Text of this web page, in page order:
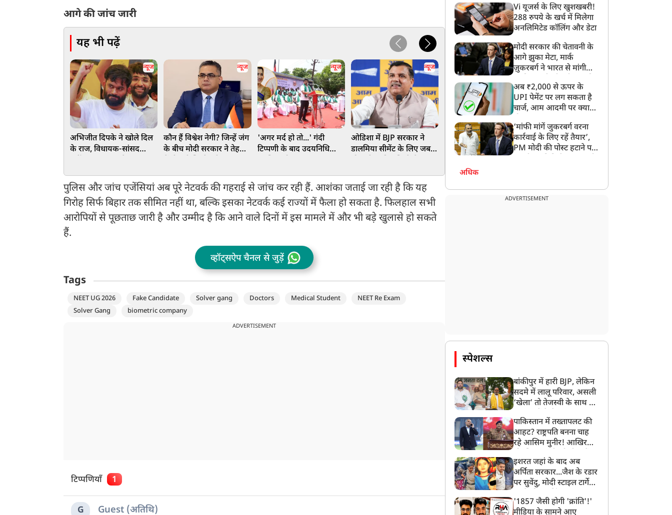
आगे की जांच जारी
यह भी पढ़ें
न्यूज
अभिजीत दिपके ने खोले दिल
के राज, विधायक-सांसद
न्यूज
कौन हैं विश्वेश नेगी? जिन्हें जंग
के बीच मोदी सरकार ने तेहरान
न्यूज
'अगर मर्द हो तो...' गंदी
टिप्पणी के बाद उदयनिधि
न्यूज
ओडिशा में BJP सरकार ने
डालमिया सीमेंट के लिए जबरन
संजय सिंह का बड़ा आरोप
न्यूज
'मैं PM होता तो पहले...' गाली
वाले वीडियो पर सोनम वांगचुक
सदन में खत्म होगी तनातनी…
किरेन रिजिजू ने राहुल गांधी से
पुलिस और जांच एजेंसियां अब पूरे नेटवर्क की गहराई से जांच कर रही हैं. आशंका जताई जा रही है कि यह
गिरोह सिर्फ बिहार तक सीमित नहीं था, बल्कि इसका नेटवर्क कई राज्यों में फैला हो सकता है. फिलहाल सभी
आरोपियों से पूछताछ जारी है और उम्मीद है कि आने वाले दिनों में इस मामले में और भी बड़े खुलासे हो सकते
हैं.
व्हॉट्सऐप चैनल से जुड़ें
Tags
NEET UG 2026 Fake Candidate Solver gang Doctors Medical Student
NEET Re Exam
Solver Gang
biometric company
ADVERTISEMENT
टिप्पणियाँ 1
G Guest (अतिथि)
गया
Vi यूजर्स के लिए खुशखबरी!
288 रुपये के खर्च में मिलेगा
अनलिमिटेड कॉलिंग और डेटा
मोदी सरकार की चेतावनी के
आगे झुका मेटा, मार्क
ज़ुकरबर्ग ने भारत से मांगी
अब ₹2,000 से ऊपर के
UPI पेमेंट पर लग सकता है
चार्ज, आम आदमी पर क्या
‘मांफी मांगें जुकरबर्ग वरना
कार्रवाई के लिए रहें तैयार’,
PM मोदी की पोस्ट हटाने पर
अधिक
ADVERTISEMENT
स्पेशल्स
बांकीपुर में हारी BJP, लेकिन
सदमे में लालू परिवार, असली
‘खेला’ तो तेजस्वी के साथ हो
पाकिस्तान में तख्तापलट की
आहट? राष्ट्रपति बनना चाह
रहे आसिम मुनीर! आखिर
बनाया मोहरा?
इशरत जहां के बाद अब
अर्पिता सरकार...जैश के रडार
पर सुवेंदु, मोदी स्टाइल टार्गेट
बड़ा एक्शन!
'1857 जैसी होगी 'क्रांति'!'
मीडिया के सामने आए